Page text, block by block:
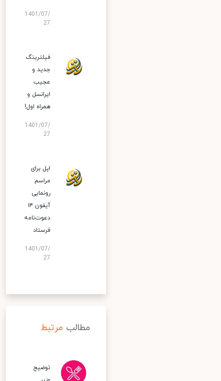
1401/07/
27
فیلترینگ
جدید و
عجیب
ایرانسل و
همراه اول!
1401/07/
27
اپل برای
مراسم
رونمایی
آیفون ۱۴
دعوت‌نامه
فرستاد
1401/07/
27
مطالب مرتبط
توضیح